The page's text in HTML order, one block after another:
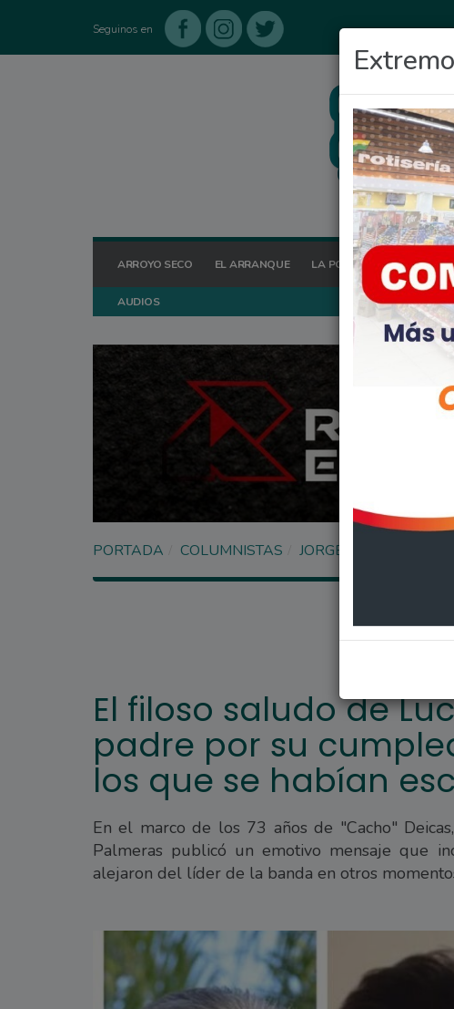
Seguinos en
ARROYO SECO EL ARRANQUE LA POSTA HOY OCIO
AUDIOS
PORTADA COLUMNISTAS JORGE SANTORO
El filoso saludo de
padre por su
los que se habían
En el marco de los 73 años de "Cacho"
Palmeras publicó un emotivo mensaje que
alejaron del líder de la banda en otros